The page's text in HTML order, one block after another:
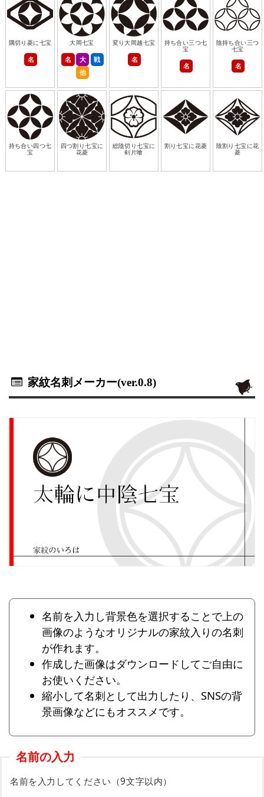
隅切り菱に七宝
名
大岡七宝
名 大
戦
他
変り大岡越七宝
名
持ち合い三つ七
宝
名
陰持ち合い三つ
七宝
名
持ち合い四つ七
宝
四つ割り七宝に
花菱
総陰切り七宝に
剣片喰
割り七宝に花菱
陰割り七宝に花
菱
家紋名刺メーカー(ver.0.8)
名前を入力し背景色を選択することで上の
画像のようなオリジナルの家紋入りの名刺
が作れます。
作成した画像はダウンロードしてご自由に
お使いください。
縮小して名刺として出力したり、SNSの背
景画像などにもオススメです。
名前の入力
名前を入力してください（9文字以内）